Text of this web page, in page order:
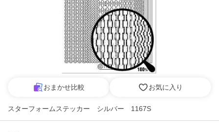
おまかせ比較 お気に入り
スターフォームステッカー シルバー 1167S